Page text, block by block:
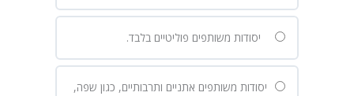
יסודות משותפים פוליטיים בלבד.
יסודות משותפים אתניים ותרבותיים, כגון שפה,